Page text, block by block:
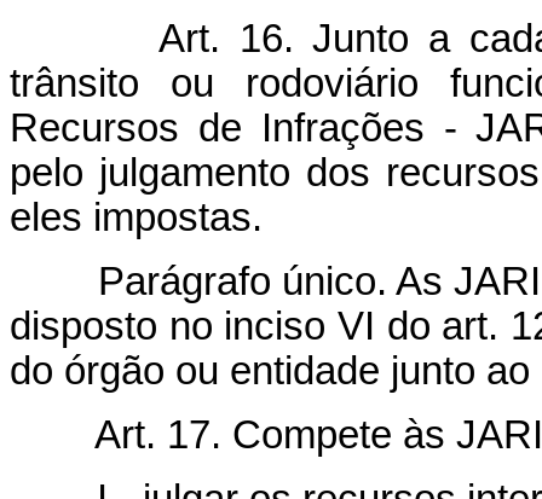
Art. 16. Junto a cada
trânsito ou rodoviário
Recursos de Infrações -
pelo julgamento dos
eles impostas.
Parágrafo único. As JARI
disposto no inciso VI do art.
do órgão ou entidade junto
Art. 17. Compete às